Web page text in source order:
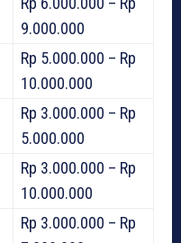
9.000.000
Rp 5.000.000 – Rp
10.000.000
Rp 3.000.000 – Rp
5.000.000
Rp 3.000.000 – Rp
10.000.000
Rp 3.000.000 – Rp